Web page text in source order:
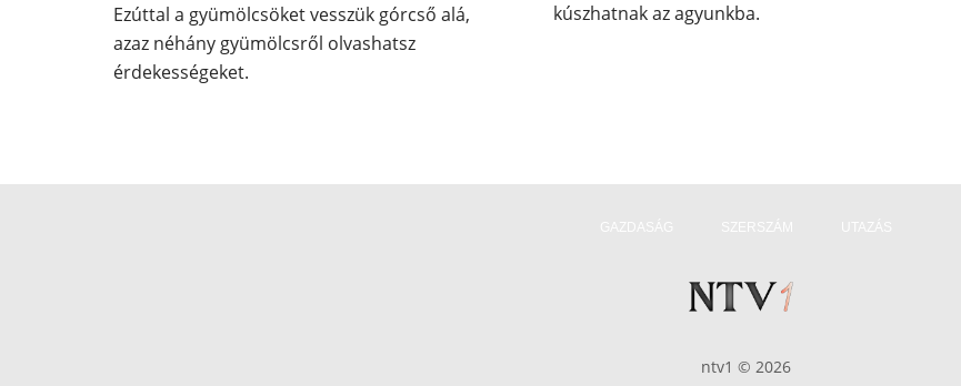
Ezúttal a gyümölcsöket vesszük górcső alá,
azaz néhány gyümölcsről olvashatsz
érdekességeket.
kúszhatnak az agyunkba.
ntv1 © 2026